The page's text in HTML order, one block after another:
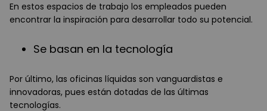
En estos espacios de trabajo los empleados pueden
encontrar la inspiración para desarrollar todo su potencial.
Se basan en la tecnología
Por último, las oficinas líquidas son vanguardistas e
innovadoras, pues están dotadas de las últimas
tecnologías.